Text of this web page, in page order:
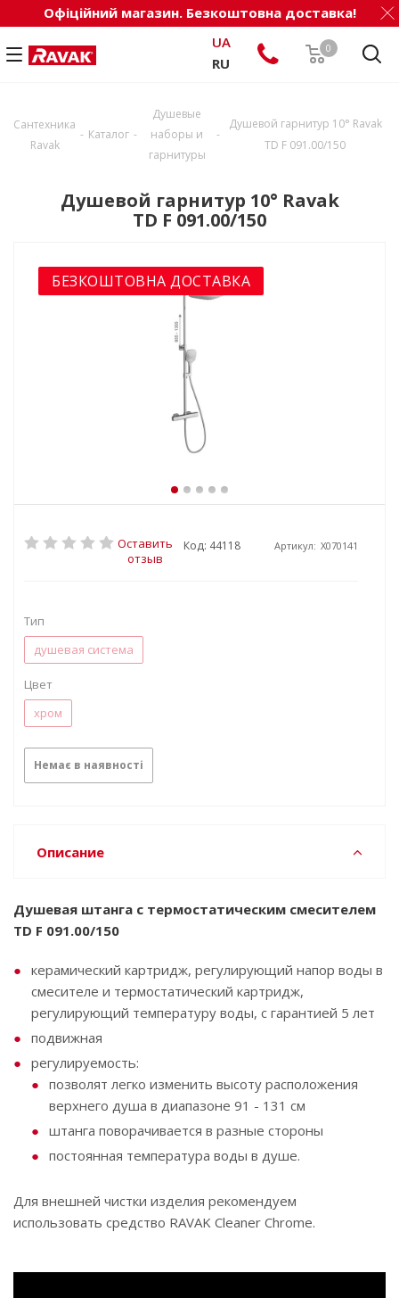
Офіційний магазин. Безкоштовна доставка!
0
UA
RU
Сантехника
Ravak
- Каталог -
Душевые
наборы и
гарнитуры
-
Душевой гарнитур 10° Ravak
TD F 091.00/150
Душевой гарнитур 10° Ravak
TD F 091.00/150
БЕЗКОШТОВНА ДОСТАВКА
Оставить
отзыв
Код: 44118 Артикул: X070141
Тип
душевая система
Цвет
хром
Немає в наявності
Описание
Душевая штанга с термостатическим смесителем
TD F 091.00/150
керамический картридж, регулирующий напор воды в
смесителе и термостатический картридж,
регулирующий температуру воды, с гарантией 5 лет
подвижная
регулируемость:
позволят легко изменить высоту расположения
верхнего душа в диапазоне 91 - 131 см
штанга поворачивается в разные стороны
постоянная температура воды в душе.
Для внешней чистки изделия рекомендуем
использовать средство RAVAK Cleaner Chrome.